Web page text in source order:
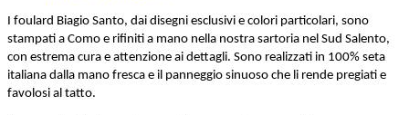
I foulard Biagio Santo, dai disegni esclusivi e colori particolari, sono
stampati a Como e rifiniti a mano nella nostra sartoria nel Sud Salento,
con estrema cura e attenzione ai dettagli. Sono realizzati in 100% seta
italiana dalla mano fresca e il panneggio sinuoso che li rende pregiati e
favolosi al tatto.